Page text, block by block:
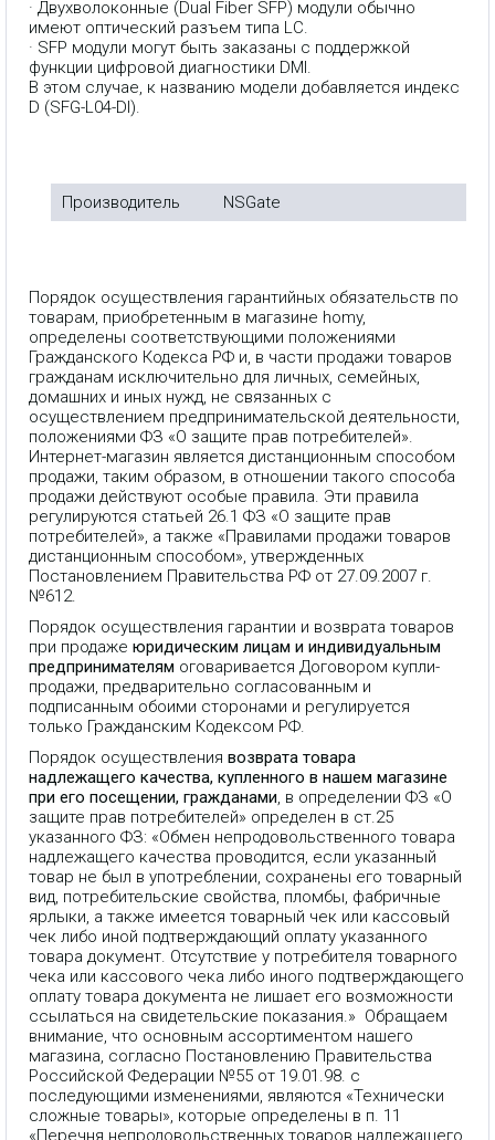
· Двухволоконные (Dual Fiber SFP) модули обычно
имеют оптический разъем типа LC.
· SFP модули могут быть заказаны с поддержкой
функции цифровой диагностики DMI.
В этом случае, к названию модели добавляется индекс
D (SFG-L04-DI).
Производитель NSGate
Порядок осуществления гарантийных обязательств по
товарам, приобретенным в магазине homy,
определены соответствующими положениями
Гражданского Кодекса РФ и, в части продажи товаров
гражданам исключительно для личных, семейных,
домашних и иных нужд, не связанных с
осуществлением предпринимательской деятельности,
положениями ФЗ «О защите прав потребителей».
Интернет-магазин является дистанционным способом
продажи, таким образом, в отношении такого способа
продажи действуют особые правила. Эти правила
регулируются статьей 26.1 ФЗ «О защите прав
потребителей», а также «Правилами продажи товаров
дистанционным способом», утвержденных
Постановлением Правительства РФ от 27.09.2007 г.
№612.
Порядок осуществления гарантии и возврата товаров
при продаже юридическим лицам и индивидуальным
предпринимателям оговаривается Договором купли-
продажи, предварительно согласованным и
подписанным обоими сторонами и регулируется
только Гражданским Кодексом РФ.
Порядок осуществления возврата товара
надлежащего качества, купленного в нашем магазине
при его посещении, гражданами, в определении ФЗ «О
защите прав потребителей» определен в ст.25
указанного ФЗ: «Обмен непродовольственного товара
надлежащего качества проводится, если указанный
товар не был в употреблении, сохранены его товарный
вид, потребительские свойства, пломбы, фабричные
ярлыки, а также имеется товарный чек или кассовый
чек либо иной подтверждающий оплату указанного
товара документ. Отсутствие у потребителя товарного
чека или кассового чека либо иного подтверждающего
оплату товара документа не лишает его возможности
ссылаться на свидетельские показания.» Обращаем
внимание, что основным ассортиментом нашего
магазина, согласно Постановлению Правительства
Российской Федерации №55 от 19.01.98. с
последующими изменениями, являются «Технически
сложные товары», которые определены в п. 11